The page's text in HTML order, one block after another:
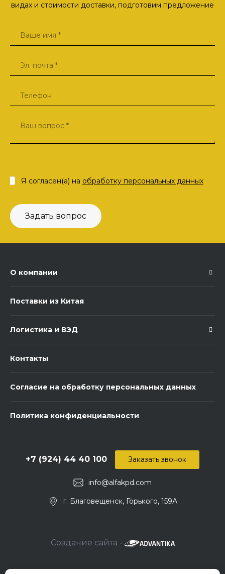
видах и стоимости доставки, подготовим предложение
Задать вопрос
Я согласен(а) на обработку персональных данных
О компании
Поставки из Китая
Логистика и ВЭД
Контакты
Согласие на обработку персональных данных
Политика конфиденциальности
info@alfakpd.com
+7 (924) 44 40 100
г. Благовещенск, Горького, 159А
Заказать звонок
Создание сайта -